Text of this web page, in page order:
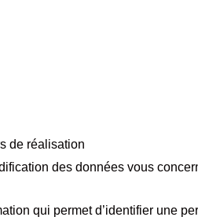
de réalisation
des données vous
qui permet d’identifier une